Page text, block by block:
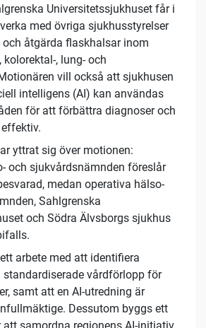
Universitetssjukhuset får i
med övriga sjukhusstyrelser
åtgärda flaskhalsar inom
, lung- och
vill också att sjukhusen
intelligens (AI) kan användas
för att förbättra diagnoser och
yttrat sig över motionen:
och sjukvårdsnämnden föreslår
medan operativa hälso-
Sahlgrenska
och Södra Älvsborgs sjukhus
arbete med att identifiera
vårdförlopp för
samt att en AI-utredning är
Dessutom byggs ett